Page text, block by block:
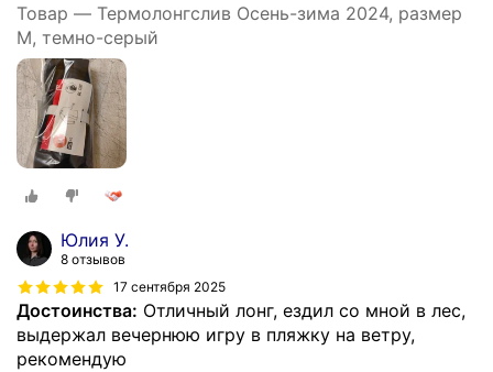
Товар — Термолонгслив Осень-зима 2024, размер
M, темно-серый
Юлия У.
8 отзывов
17 сентября 2025
Достоинства: Отличный лонг, ездил со мной в лес,
выдержал вечернюю игру в пляжку на ветру,
рекомендую